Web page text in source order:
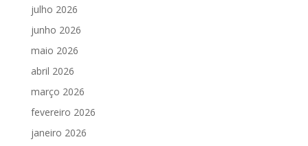
julho 2026
junho 2026
maio 2026
abril 2026
março 2026
fevereiro 2026
janeiro 2026